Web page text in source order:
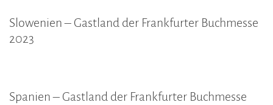
Slowenien – Gastland der Frankfurter Buchmesse
2023
Spanien – Gastland der Frankfurter Buchmesse